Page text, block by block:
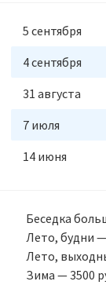
5 сентября
4 сентября
31 августа
7 июля
14 июня
Беседка
Лето, будни —
Лето,
Зима — 3500